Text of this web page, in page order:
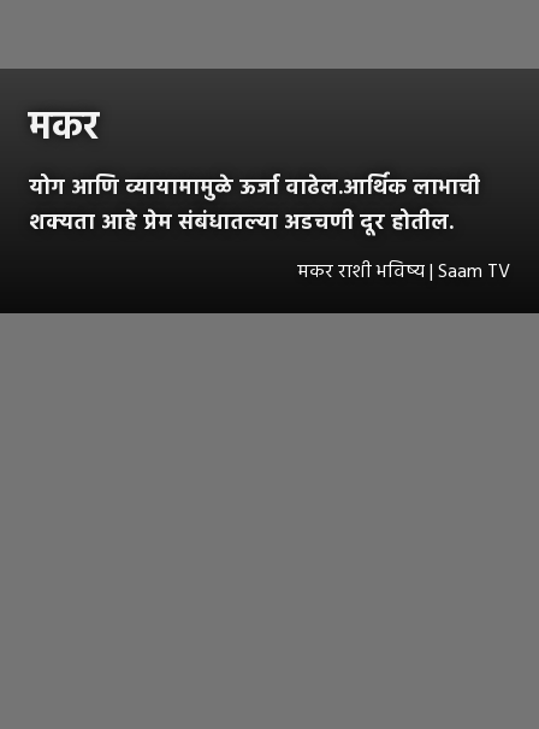
मकर
योग आणि व्यायामामुळे ऊर्जा वाढेल.आर्थिक लाभाची
शक्यता आहे प्रेम संबंधातल्या अडचणी दूर होतील.
मकर राशी भविष्य | Saam TV